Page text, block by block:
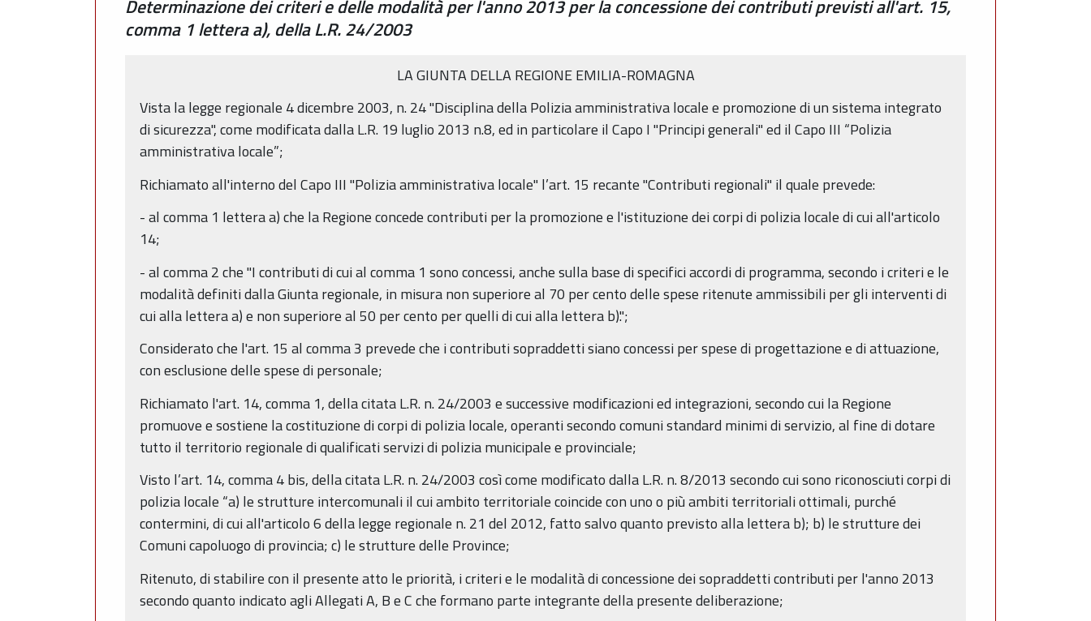
Determinazione dei criteri e delle modalità per l'anno 2013 per la concessione dei contributi previsti all'art. 15,
comma 1 lettera a), della L.R. 24/2003
LA GIUNTA DELLA REGIONE EMILIA-ROMAGNA
Vista la legge regionale 4 dicembre 2003, n. 24 "Disciplina della Polizia amministrativa locale e promozione di un sistema integrato
di sicurezza", come modificata dalla L.R. 19 luglio 2013 n.8, ed in particolare il Capo I "Principi generali" ed il Capo III “Polizia
amministrativa locale”;
Richiamato all'interno del Capo III "Polizia amministrativa locale" l’art. 15 recante "Contributi regionali" il quale prevede:
- al comma 1 lettera a) che la Regione concede contributi per la promozione e l'istituzione dei corpi di polizia locale di cui all'articolo
14;
- al comma 2 che "I contributi di cui al comma 1 sono concessi, anche sulla base di specifici accordi di programma, secondo i criteri e le
modalità definiti dalla Giunta regionale, in misura non superiore al 70 per cento delle spese ritenute ammissibili per gli interventi di
cui alla lettera a) e non superiore al 50 per cento per quelli di cui alla lettera b).";
Considerato che l'art. 15 al comma 3 prevede che i contributi sopraddetti siano concessi per spese di progettazione e di attuazione,
con esclusione delle spese di personale;
Richiamato l'art. 14, comma 1, della citata L.R. n. 24/2003 e successive modificazioni ed integrazioni, secondo cui la Regione
promuove e sostiene la costituzione di corpi di polizia locale, operanti secondo comuni standard minimi di servizio, al fine di dotare
tutto il territorio regionale di qualificati servizi di polizia municipale e provinciale;
Visto l’art. 14, comma 4 bis, della citata L.R. n. 24/2003 così come modificato dalla L.R. n. 8/2013 secondo cui sono riconosciuti corpi di
polizia locale “a) le strutture intercomunali il cui ambito territoriale coincide con uno o più ambiti territoriali ottimali, purché
contermini, di cui all'articolo 6 della legge regionale n. 21 del 2012, fatto salvo quanto previsto alla lettera b); b) le strutture dei
Comuni capoluogo di provincia; c) le strutture delle Province;
Ritenuto, di stabilire con il presente atto le priorità, i criteri e le modalità di concessione dei sopraddetti contributi per l'anno 2013
secondo quanto indicato agli Allegati A, B e C che formano parte integrante della presente deliberazione;